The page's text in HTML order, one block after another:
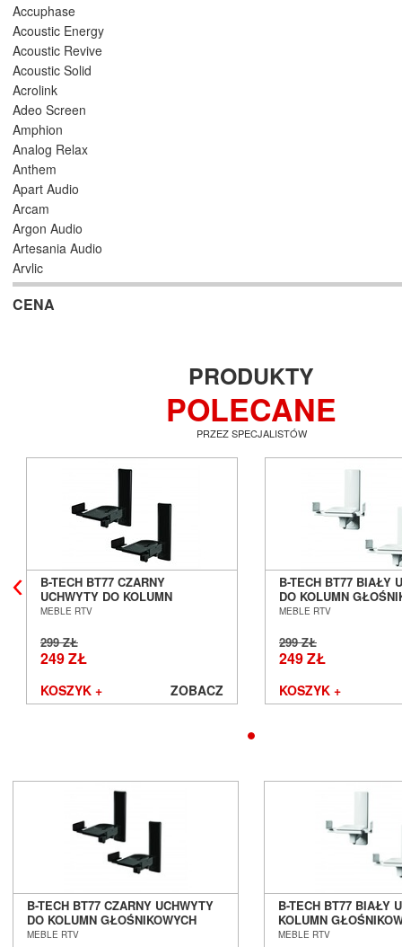
Accuphase
Acoustic Energy
Acoustic Revive
Acoustic Solid
Acrolink
Adeo Screen
Amphion
Analog Relax
Anthem
Apart Audio
Arcam
Argon Audio
Artesania Audio
Arylic
Astell/Kern
Atlas
AVM
Ayon Audio
Bang & Olufsen
BenQ
Beyerdynamic
Blok
Burson
Cardas Audio
Chord
Cocktail Audio
Crystal Cable
CENA
PRODUKTY
POLECANE
PRZEZ SPECJALISTÓW
B-TECH BT77 CZARNY
UCHWYTY DO KOLUMN
GŁOŚNIKOWYCH SALON
MEBLE RTV
299 ZŁ
249 ZŁ
KOSZYK + ZOBACZ
B-TECH BT77 BIAŁY
DO KOLUMN
SALON POZNAŃ
MEBLE RTV
299 ZŁ
249 ZŁ
KOSZYK +
B-TECH BT77 CZARNY UCHWYTY
DO KOLUMN GŁOŚNIKOWYCH
SALON POZNAŃ WROCŁAW
MEBLE RTV
B-TECH BT77 BIAŁY
KOLUMN
POZNAŃ WROCŁAW
MEBLE RTV